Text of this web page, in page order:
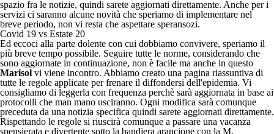
spazio fra le notizie, quindi sarete aggiornati direttamente. Anche per i
servizi ci saranno alcune novità che speriamo di implementare nel
breve periodo, non vi resta che aspettare speransozi.
Covid 19 vs Estate 20
Ed eccoci alla parte dolente con cui dobbiamo convivere, speriamo il
più breve tempo possibile. Seguire tutte le norme, considerando che
sono aggiornate in continuazione, non è facile ma anche in questo
Marisol vi viene incontro. Abbiamo creato una pagina riassuntiva di
tutte le regole applicate per frenare il diffondersi dell'epidemia. Vi
consigliamo di leggerla con frequenza perchè sarà aggiornata in base ai
protocolli che man mano usciranno. Ogni modifica sarà comunque
preceduta da una notizia specifica quindi sarete aggiornati direttamente.
Rispettando le regole si riuscirà comunque a passare una vacanza
spensierata e divertente sotto la bandiera arancione con la M.